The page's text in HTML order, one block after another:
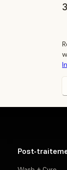
Post-